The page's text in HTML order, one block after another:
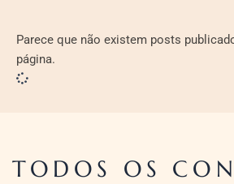
Parece que não existem posts
página.
TODOS OS